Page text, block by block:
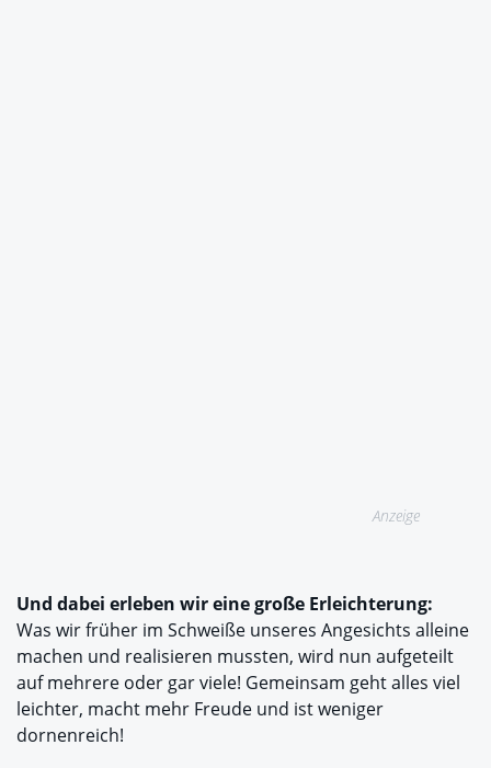
Anzeige
Und dabei erleben wir eine große Erleichterung:
Was wir früher im Schweiße unseres Angesichts alleine
machen und realisieren mussten, wird nun aufgeteilt
auf mehrere oder gar viele! Gemeinsam geht alles viel
leichter, macht mehr Freude und ist weniger
dornenreich!